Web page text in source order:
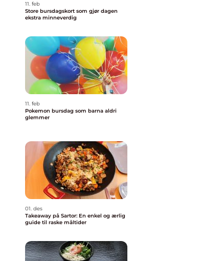
11. feb
Store bursdagskort som gjør dagen
ekstra minneverdig
11. feb
Pokemon bursdag som barna aldri
glemmer
01. des
Takeaway på Sartor: En enkel og ærlig
guide til raske måltider